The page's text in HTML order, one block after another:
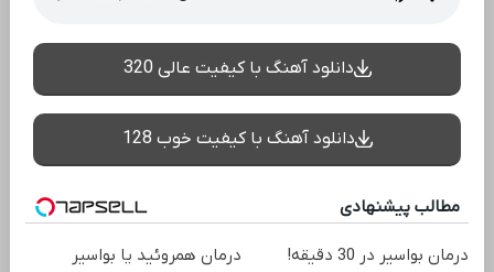
دانلود آهنگ با کیفیت عالی 320
دانلود آهنگ با کیفیت خوب 128
مطالب پیشنهادی
درمان بواسیر در 30 دقیقه! درمان همروئید یا بواسیر